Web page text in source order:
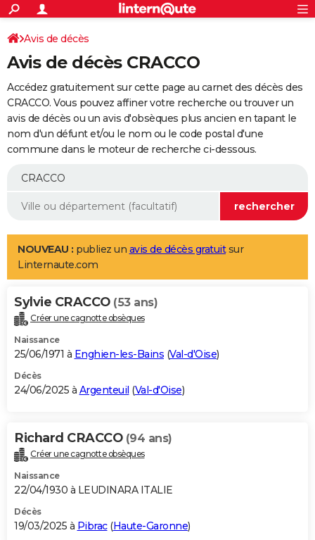
ACTUALITÉS
Politique
Société
Faits Divers
Education
Monde
Villes
+
SPORT
Coupe du monde 2026
Football
Tennis
Cyclisme
Rugby
Forum
Programme TV
TNT
Streaming
Cinéma
Sorties cinéma
Musique
+
FINANCE
Retraite
Epargne
Immobilier
Risques naturels par ville
Banque
Assurance
AUTO
Essais
Réserver un essai
Citadines
Berlines
SUV
Forum auto
+
Mobiles
Meilleur smartphone
Internet
Ordinateurs
Jeux vidéo
Guide high-tech
Aménagement intérieur
LIFESTYLE
Art de vivre
Bien-être
Loisirs
Mode
Modes de vie
Alimentation
Guide de la santé
Maladies
Médicaments
Sommeil
VOYAGE
Destinations
City break
Voyage nature
Voyage de noces
Forum
Climat
+PHOTO
GUIDES D'ACHAT
BONS PLANS
Carte de Noël
Carte Bonne année
Carte Saint-Valentin
Carte Pâques
Carte d'anniversaire
DICTIONNAIRE
Dictionnaire
Biographies
Citations
Expressions
Proverbes
PROGRAMME TV
S'inscrire
Se connecter
Lycées
Collèges
Primaires
Universités
Entreprises
Service militaire
Avis de recherche
AVIS DE DÉCÈS
Avis de décès
Avis de décès CRACCO
Accédez gratuitement sur cette page au carnet des décès des
CRACCO. Vous pouvez affiner votre recherche ou trouver un
avis de décès ou un avis d'obsèques plus ancien en tapant le
nom d'un défunt et/ou le nom ou le code postal d'une
commune dans le moteur de recherche ci-dessous.
NOUVEAU : publiez un avis de décès gratuitsur
Linternaute.com
Sylvie CRACCO (53 ans)
Créer une cagnotte obsèques
Naissance
25/06/1971 à Enghien-les-Bains (Val-d'Oise)
Décès
24/06/2025 à Argenteuil (Val-d'Oise)
Richard CRACCO (94 ans)
Créer une cagnotte obsèques
Naissance
22/04/1930 à LEUDINARA ITALIE
Décès
19/03/2025 à Pibrac(Haute-Garonne)